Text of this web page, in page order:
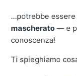
…potrebbe essere
mascherato — e
conoscenza!
Ti spieghiamo